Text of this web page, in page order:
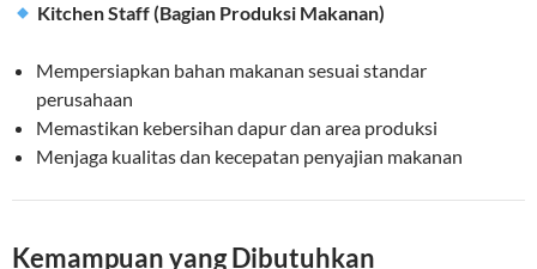
Kitchen Staff (Bagian Produksi Makanan)
Mempersiapkan bahan makanan sesuai standar
perusahaan
Memastikan kebersihan dapur dan area produksi
Menjaga kualitas dan kecepatan penyajian makanan
Kemampuan yang Dibutuhkan